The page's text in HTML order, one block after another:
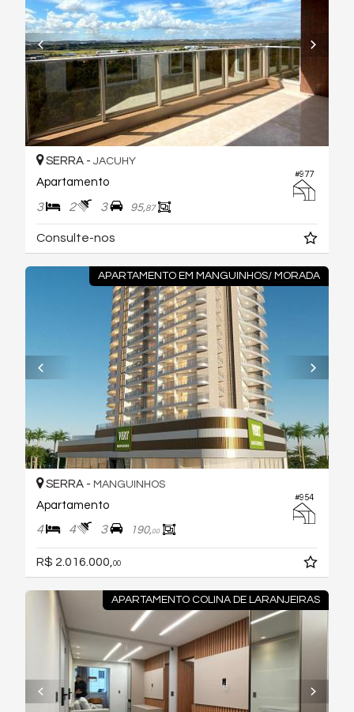
#977
SERRA - JACUHY
Apartamento
3 2 3 95,87
Consulte-nos
APARTAMENTO EM MANGUINHOS/ MORADA
#954
SERRA - MANGUINHOS
Apartamento
4 4 3 190,00
R$ 2.016.000, 00
APARTAMENTO COLINA DE LARANJEIRAS